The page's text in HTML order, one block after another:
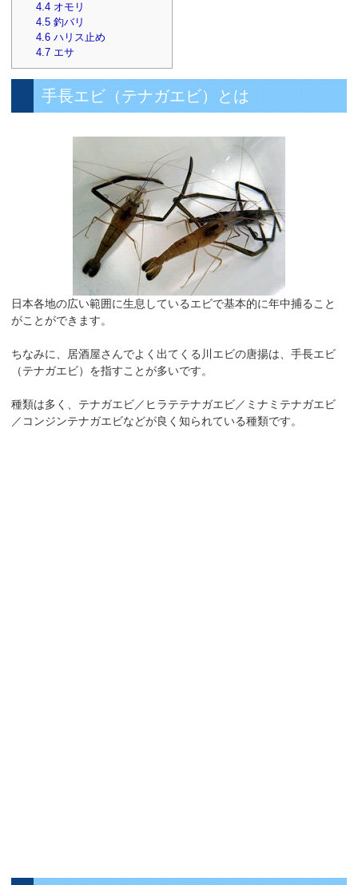
4.4 オモリ
4.5 釣バリ
4.6 ハリス止め
4.7 エサ
手長エビ（テナガエビ）とは
日本各地の広い範囲に生息しているエビで基本的に年中捕ること
がことができます。
ちなみに、居酒屋さんでよく出てくる川エビの唐揚は、手長エビ
（テナガエビ）を指すことが多いです。
種類は多く、テナガエビ／ヒラテテナガエビ／ミナミテナガエビ
／コンジンテナガエビなどが良く知られている種類です。